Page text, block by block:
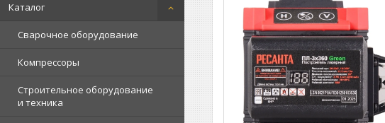
Каталог
Сварочное оборудование
Компрессоры
Строительное оборудование
и техника